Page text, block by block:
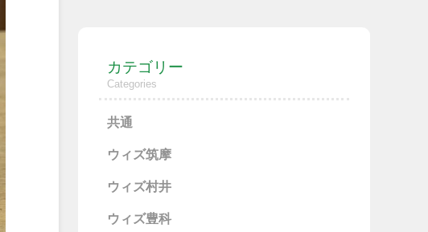
カテゴリー
Categories
共通
ウィズ筑摩
ウィズ村井
ウィズ豊科